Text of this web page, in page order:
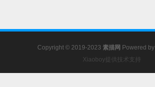
Copyright © 2019-2023 素描网 Powered by
Xiaoboy提供技术支持